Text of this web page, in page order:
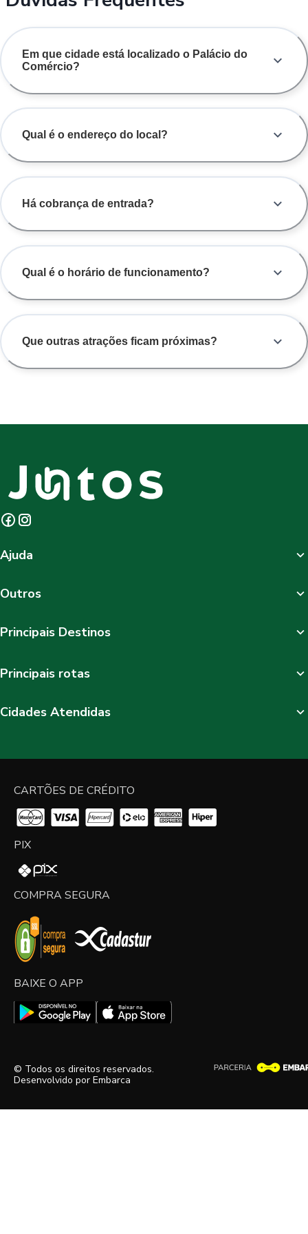
Em que cidade está localizado o Palácio do
Comércio?
Qual é o endereço do local?
Há cobrança de entrada?
Qual é o horário de funcionamento?
Que outras atrações ficam próximas?
Ajuda
Outros
Principais Destinos
Principais rotas
Cidades Atendidas
CARTÕES DE CRÉDITO
PIX
COMPRA SEGURA
BAIXE O APP
© Todos os direitos reservados.
Desenvolvido por Embarca